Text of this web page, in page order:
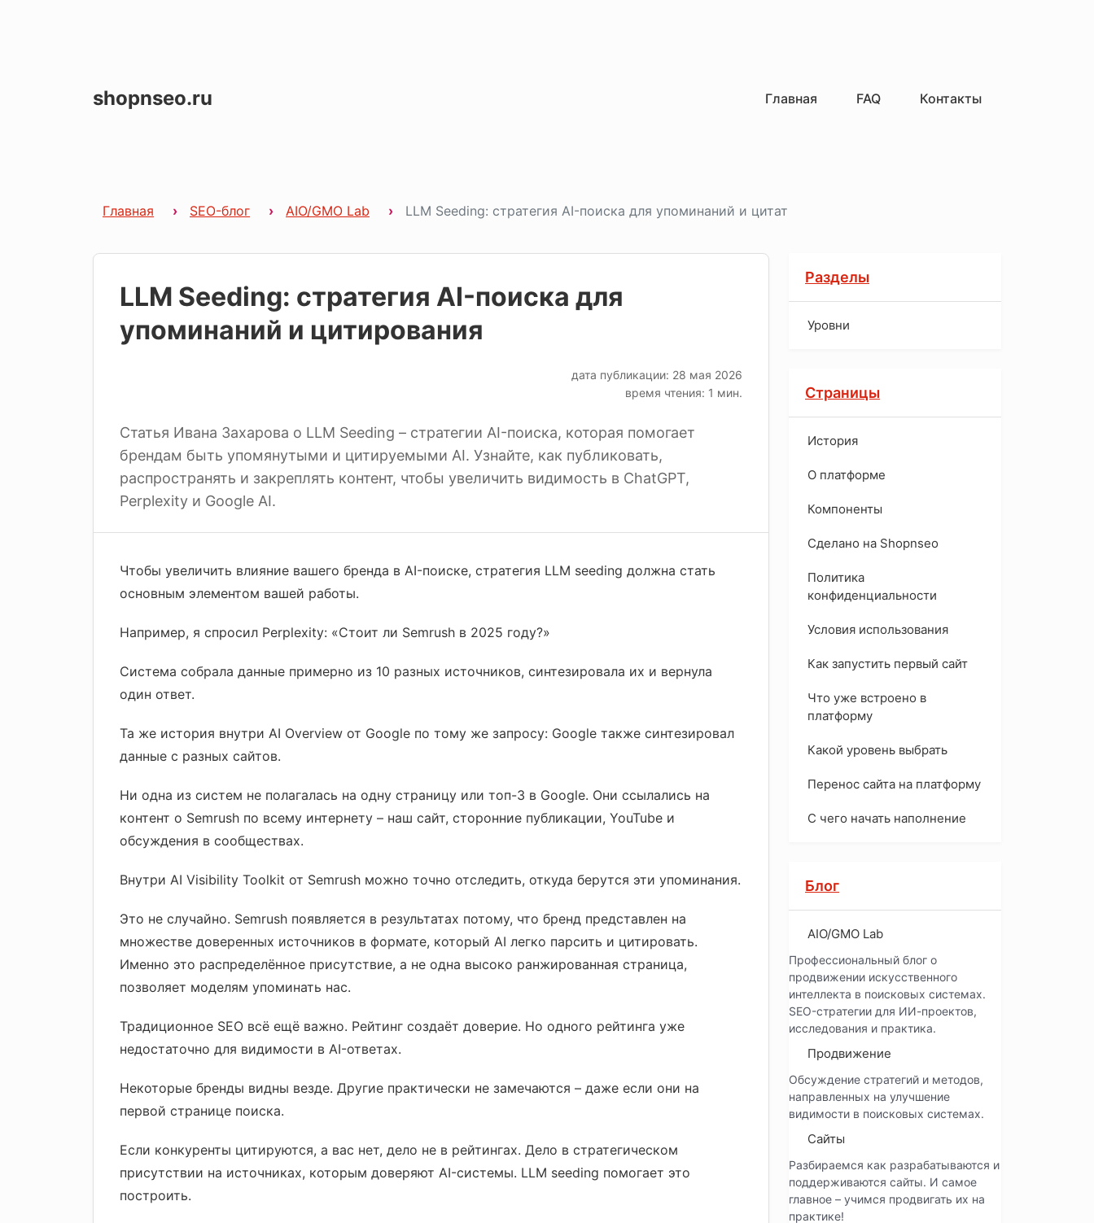
shopnseo.ru Главная FAQ Контакты
Главная SEO-блог AIO/GMO Lab LLM Seeding: стратегия AI-поиска для упоминаний и цитат
LLM Seeding: стратегия AI-поиска для
упоминаний и цитирования
дата публикации: 28 мая 2026
время чтения: 1 мин.
Статья Ивана Захарова о LLM Seeding – стратегии AI-поиска, которая помогает
брендам быть упомянутыми и цитируемыми AI. Узнайте, как публиковать,
распространять и закреплять контент, чтобы увеличить видимость в ChatGPT,
Perplexity и Google AI.
Чтобы увеличить влияние вашего бренда в AI-поиске, стратегия LLM seeding должна стать
основным элементом вашей работы.
Например, я спросил Perplexity: «Стоит ли Semrush в 2025 году?»
Система собрала данные примерно из 10 разных источников, синтезировала их и вернула
один ответ.
Та же история внутри AI Overview от Google по тому же запросу: Google также синтезировал
данные с разных сайтов.
Ни одна из систем не полагалась на одну страницу или топ-3 в Google. Они ссылались на
контент о Semrush по всему интернету – наш сайт, сторонние публикации, YouTube и
обсуждения в сообществах.
Внутри AI Visibility Toolkit от Semrush можно точно отследить, откуда берутся эти упоминания.
Это не случайно. Semrush появляется в результатах потому, что бренд представлен на
множестве доверенных источников в формате, который AI легко парсить и цитировать.
Именно это распределённое присутствие, а не одна высоко ранжированная страница,
позволяет моделям упоминать нас.
Традиционное SEO всё ещё важно. Рейтинг создаёт доверие. Но одного рейтинга уже
недостаточно для видимости в AI-ответах.
Некоторые бренды видны везде. Другие практически не замечаются – даже если они на
первой странице поиска.
Если конкуренты цитируются, а вас нет, дело не в рейтингах. Дело в стратегическом
присутствии на источниках, которым доверяют AI-системы. LLM seeding помогает это
построить.
Разделы
Уровни
Страницы
История
O платформе
Компоненты
Сделано на Shopnseo
Политика
конфиденциальности
Условия использования
Как запустить первый сайт
Что уже встроено в
платформу
Какой уровень выбрать
Перенос сайта на платформу
С чего начать наполнение
Блог
AIO/GMO Lab
Профессиональный блог о
продвижении искусственного
интеллекта в поисковых системах.
SEO-стратегии для ИИ-проектов,
исследования и практика.
Продвижение
Обсуждение стратегий и методов,
направленных на улучшение
видимости в поисковых системах.
Сайты
Разбираемся как разрабатываются и
поддерживаются сайты. И самое
главное – учимся продвигать их на
практике!